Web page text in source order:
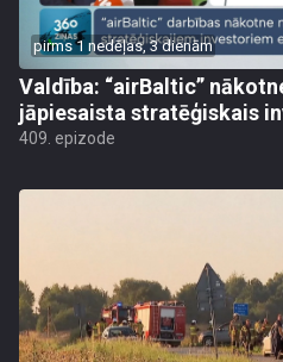
pirms 1 nedēļas, 3 dienām
Valdība: “airBaltic”
jāpiesaista stratēģiskais
409. epizode